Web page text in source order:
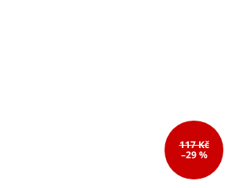
117 Kč
–29 %